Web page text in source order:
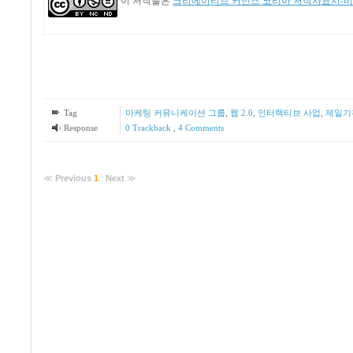
Tag 마케팅 커뮤니케이션 그룹 웹 2.0 인터랙티브 사업 제일기
Response
0 Trackback 4Comments
≪ Previous 1 : Next ≫